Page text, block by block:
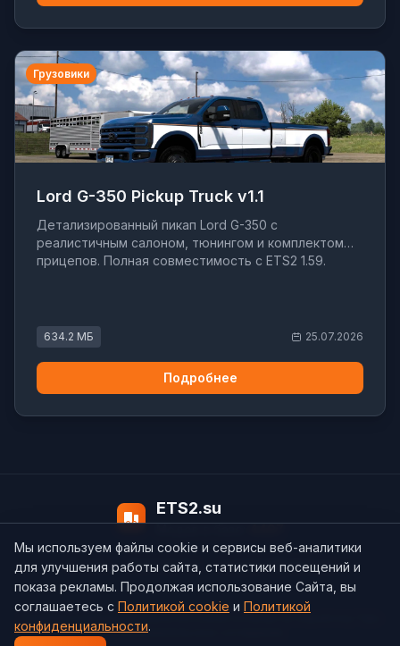
Грузовики
Lord G-350 Pickup Truck v1.1
Детализированный пикап Lord G-350 с
реалистичным салоном, тюнингом и комплектом
прицепов. Полная совместимость с ETS2 1.59.
634.2 МБ 25.07.2026
Подробнее
ETS2.su
О нас Контакты support@ets2.su
Политика конфиденциальности
Пользовательское соглашение
Мы используем файлы cookie и сервисы веб-аналитики
для улучшения работы сайта, статистики посещений и
показа рекламы. Продолжая использование Сайта, вы
соглашаетесь с Политикой cookie и Политикой
конфиденциальности.